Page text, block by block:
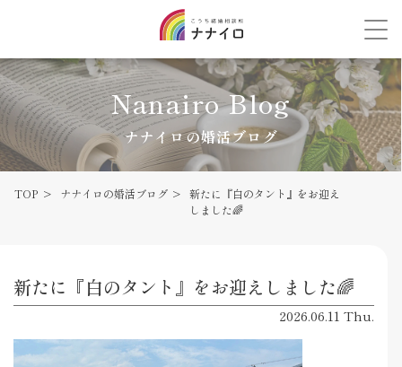
Nanairo Blog
ナナイロの婚活ブログ
TOP ナナイロの婚活ブログ
新たに『白のタント』をお迎え
しました🌈
新たに『白のタント』をお迎えしました🌈
2026.06.11 Thu.